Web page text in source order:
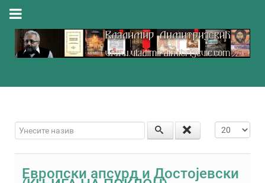
Унесите назив Приказ #
Eвропски апсурд и Достојевски